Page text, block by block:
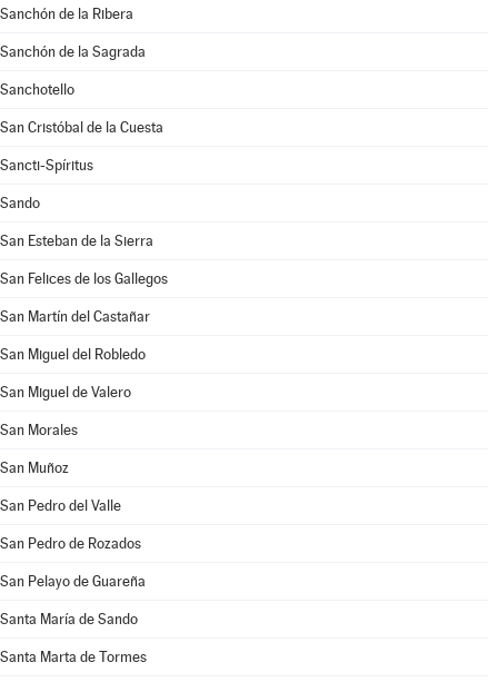
Sanchón de la Ribera
Sanchón de la Sagrada
Sanchotello
San Cristóbal de la Cuesta
Sancti-Spíritus
Sando
San Esteban de la Sierra
San Felices de los Gallegos
San Martín del Castañar
San Miguel del Robledo
San Miguel de Valero
San Morales
San Muñoz
San Pedro del Valle
San Pedro de Rozados
San Pelayo de Guareña
Santa María de Sando
Santa Marta de Tormes